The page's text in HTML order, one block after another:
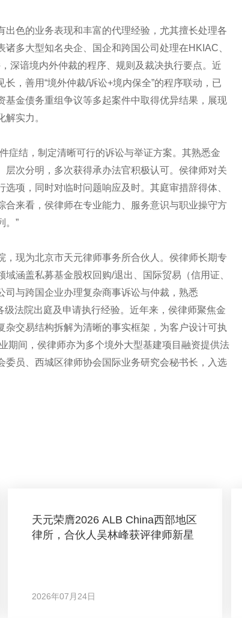
色的业务表现和丰富的代理经验，尤其擅长处理各
多大型知名央企、国企和跨国公司处理在HKIAC、
深谙境内外仲裁的程序、规则及裁决执行要点。近
，善用“境外仲裁/诉讼+境内保全”的程序联动，已
金债务重组争议等多起案件中取得优异结果，展现
实力。
症结，制定清晰可行的诉讼与举证方案。其熟悉金
次分明，多次获得承办法官积极认可。侯律师对关
项，同时对临时问题响应及时。其庭审措辞得体、
来看，侯律师在专业能力、服务意识与职业操守方
。”
，现为北京市天元律师事务所合伙人。侯律师长期专
涵盖私募基金股权回购/退出、国际贸易（信用证、
与跨国企业办理复杂商事诉讼与仲裁，熟悉
法院出庭及申请执行经验。近年来，侯律师聚焦金
交易结构拆解为清晰的事实框架，为客户设计可执
期间，侯律师亦为多个境外大型基建项目融资提供法
员、西城区律师协会国际业务研究会秘书长，入选
天元荣膺2026 ALB China西部地区
律所，合伙人吴林峰获评律师新星
2026年07月24日